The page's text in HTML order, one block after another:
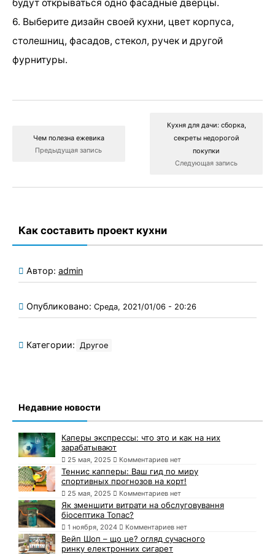
будут открываться одно фасадные дверцы.
6. Выберите дизайн своей кухни, цвет корпуса,
столешниц, фасадов, стекол, ручек и другой
фурнитуры.
Чем полезна ежевика
Предыдущая запись
Кухня для дачи: сборка,
секреты недорогой
покупки
Следующая запись
Как составить проект кухни
Автор: admin
Опубликовано: Среда, 2021/01/06 - 20:26
Категории: Другое
Недавние новости
Каперы экспрессы: что это и как на них
зарабатывают
25 мая, 2025 Комментариев нет
Теннис капперы: Ваш гид по миру
спортивных прогнозов на корт!
25 мая, 2025 Комментариев нет
Як зменшити витрати на обслуговування
біосептика Топас?
1 ноября, 2024 Комментариев нет
Вейп Шоп – що це? огляд сучасного
ринку електронних сигарет